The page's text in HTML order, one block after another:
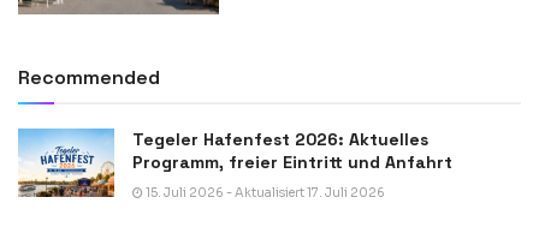
Recommended
Tegeler Hafenfest 2026: Aktuelles
Programm, freier Eintritt und Anfahrt
15. Juli 2026 - Aktualisiert 17. Juli 2026